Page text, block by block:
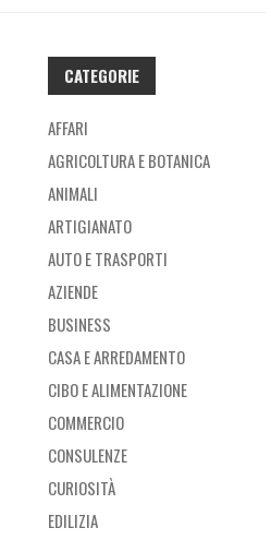
CATEGORIE
AFFARI
AGRICOLTURA E BOTANICA
ANIMALI
ARTIGIANATO
AUTO E TRASPORTI
AZIENDE
BUSINESS
CASA E ARREDAMENTO
CIBO E ALIMENTAZIONE
COMMERCIO
CONSULENZE
CURIOSITÀ
EDILIZIA